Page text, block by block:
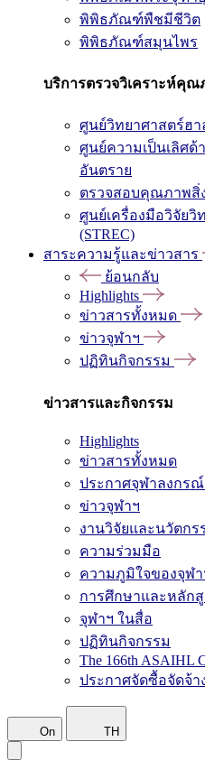
พิพิธภัณฑ์พืชมีชีวิต
พิพิธภัณฑ์สมุนไพร
บริการตรวจวิเคราะห์คุณ
ศูนย์วิทยาศาสตร์ฮา
ศูนย์ความเป็นเลิศด้
อันตราย
ตรวจสอบคุณภาพสิ่
ศูนย์เครื่องมือวิจัยวิ
(STREC)
สาระความรู้และข่าวสาร
ย้อนกลับ
Highlights
ข่าวสารทั้งหมด
ข่าวจุฬาฯ
ปฏิทินกิจกรรม
ข่าวสารและกิจกรรม
Highlights
ข่าวสารทั้งหมด
ประกาศจุฬาลงกร
ข่าวจุฬาฯ
งานวิจัยและนวัตกร
ความร่วมมือ
ความภูมิใจของจุฬา
การศึกษาและหลัก
จุฬาฯ ในสื่อ
ปฏิทินกิจกรรม
The 166th ASAIHL
ประกาศจัดซื้อจัดจ้า
On TH